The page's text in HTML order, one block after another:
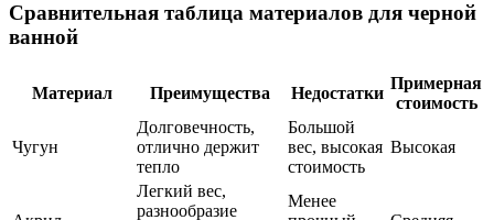
Сравнительная таблица материалов для черной
ванной
Материал Преимущества Недостатки
Примерная
стоимость
Чугун
Долговечность,
отлично держит
тепло
Большой
вес, высокая
стоимость
Высокая
Легкий вес,
разнообразие
Менее